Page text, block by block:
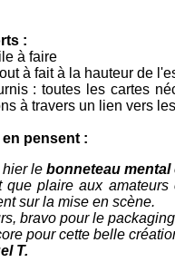
:
à faire
à fait à la hauteur de
: toutes les cartes
à travers un lien vers
pensent :
hier le bonneteau mental
que plaire aux amateurs
sur la mise en scène.
bravo pour le
pour cette belle
T.